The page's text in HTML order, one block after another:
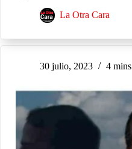
La Otra Cara
30 julio, 2023 4 mins